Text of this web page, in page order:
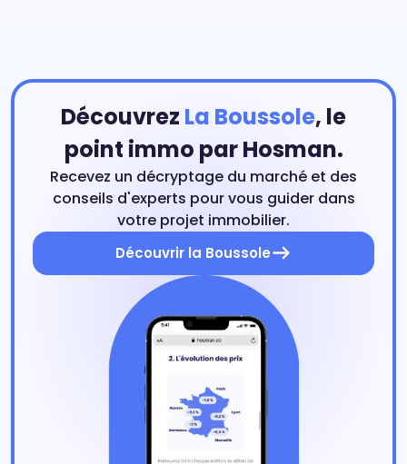
Découvrez La Boussole, le
point immo par Hosman.
Recevez un décryptage du marché et des
conseils d'experts pour vous guider dans
votre projet immobilier.
Découvrir la Boussole